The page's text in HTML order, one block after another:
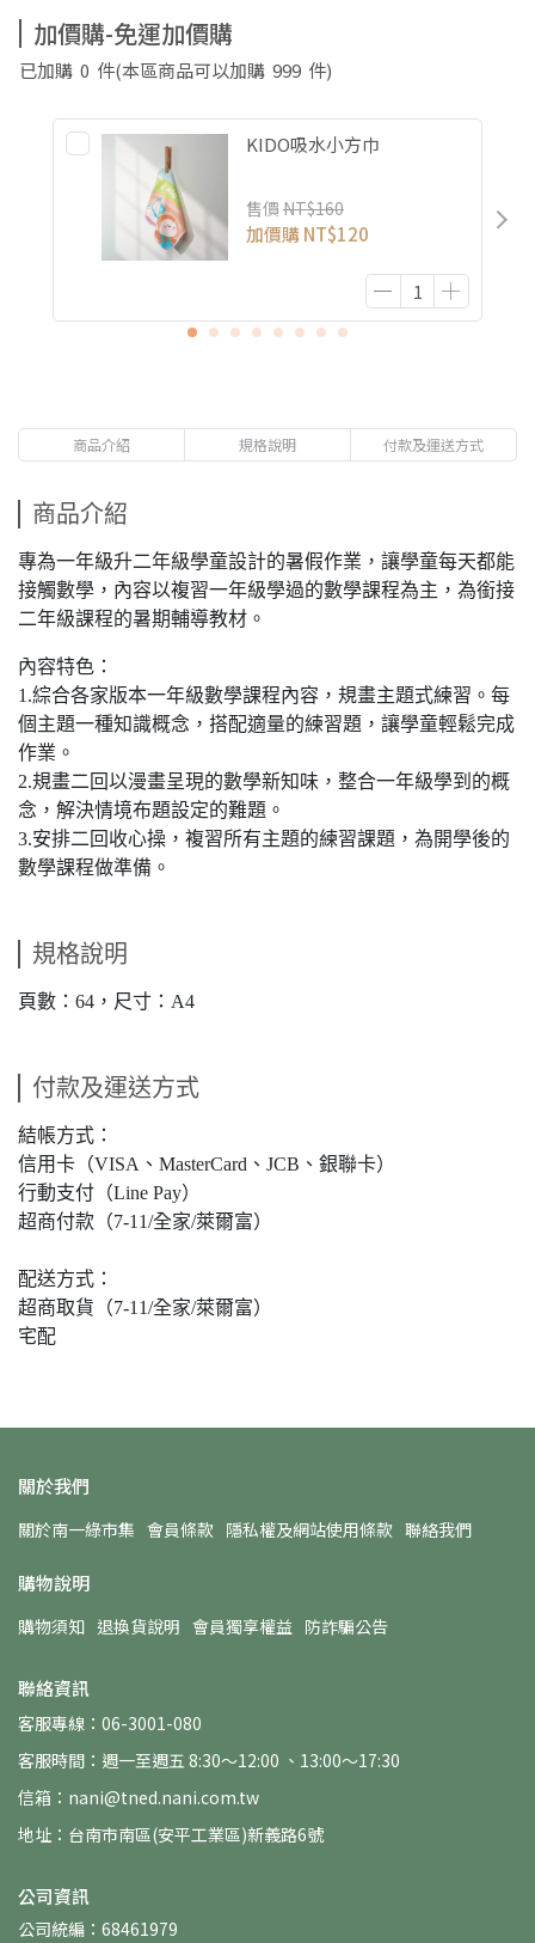
加價購-免運加價購
已加購 0 件(本區商品可以加購 999 件)
KIDO吸水小方巾
售價 NT$160
加價購NT$120
商品介紹 規格說明 付款及運送方式
商品介紹
專為一年級升二年級學童設計的暑假作業，讓學童每天都能
接觸數學，內容以複習一年級學過的數學課程為主，為銜接
二年級課程的暑期輔導教材。
內容特色：
1.綜合各家版本一年級數學課程內容，規畫主題式練習。每
個主題一種知識概念，搭配適量的練習題，讓學童輕鬆完成
作業。
2.規畫二回以漫畫呈現的數學新知味，整合一年級學到的概
念，解決情境布題設定的難題。
3.安排二回收心操，複習所有主題的練習課題，為開學後的
數學課程做準備。
規格說明
頁數：64，尺寸：A4
付款及運送方式
結帳方式：
信用卡（VISA、MasterCard、JCB、銀聯卡）
行動支付（Line Pay）
超商付款（7-11/全家/萊爾富）
配送方式：
超商取貨（7-11/全家/萊爾富）
宅配
關於我們
關於南一綠市集 會員條款 隱私權及網站使用條款 聯絡我們
購物說明
購物須知 退換貨說明 會員獨享權益 防詐騙公告
聯絡資訊
客服專線：06-3001-080
客服時間：週一至週五 8:30～12:00 、13:00～17:30
信箱：nani@tned.nani.com.tw
地址：台南市南區(安平工業區)新義路6號
公司資訊
公司統編：68461979